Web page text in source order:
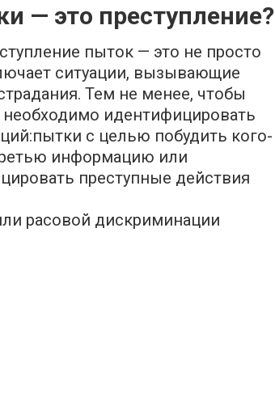
— это преступление?
пыток — это не просто
ситуации, вызывающие
Тем не менее, чтобы
необходимо идентифицировать
с целью побудить кого-
информацию или
преступные действия
расовой дискриминации